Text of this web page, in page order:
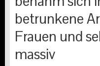
betrunkene
Frauen und
massiv